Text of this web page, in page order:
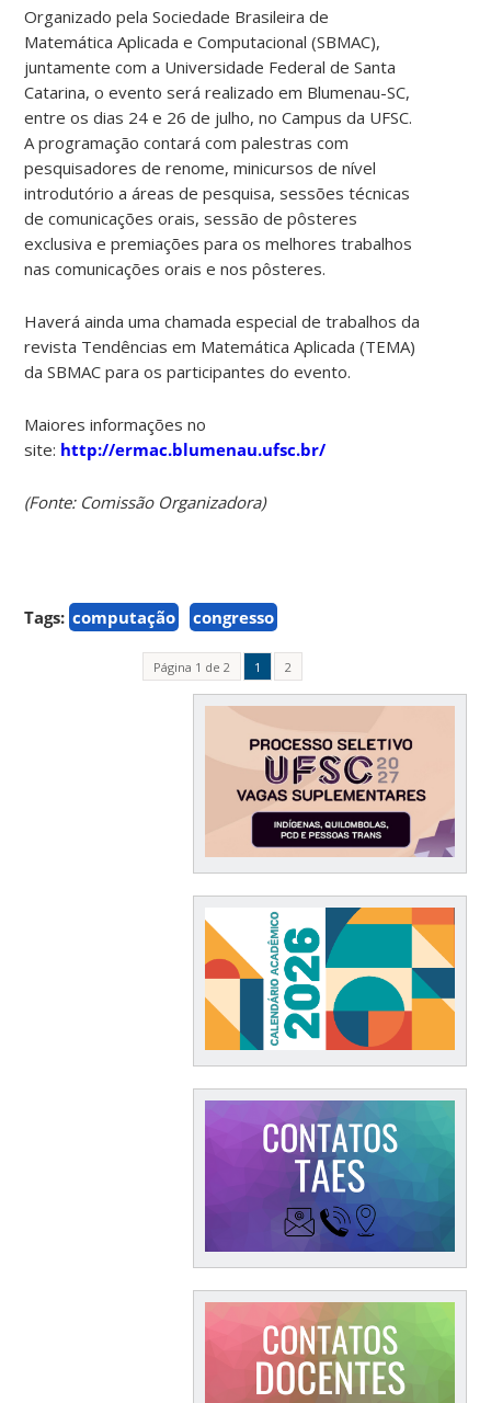
Organizado pela Sociedade Brasileira de
Matemática Aplicada e Computacional (SBMAC),
juntamente com a Universidade Federal de Santa
Catarina, o evento será realizado em Blumenau-SC,
entre os dias 24 e 26 de julho, no Campus da UFSC.
A programação contará com palestras com
pesquisadores de renome, minicursos de nível
introdutório a áreas de pesquisa, sessões técnicas
de comunicações orais, sessão de pôsteres
exclusiva e premiações para os melhores trabalhos
nas comunicações orais e nos pôsteres.
Haverá ainda uma chamada especial de trabalhos da
revista Tendências em Matemática Aplicada (TEMA)
da SBMAC para os participantes do evento.
Maiores informações no
site: http://ermac.blumenau.ufsc.br/
(Fonte: Comissão Organizadora)
Tags: computação congresso
Página 1 de 2 1 2